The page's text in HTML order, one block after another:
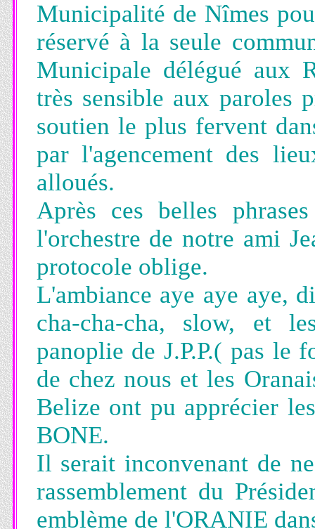
Municipalité de Nîmes
réservé à la seule
Municipale délégué aux
très sensible aux paroles
soutien le plus fervent
par l'agencement des
alloués.
Après ces belles
l'orchestre de notre ami
protocole oblige.
L'ambiance aye aye aye,
cha-cha-cha, slow, et
panoplie de J.P.P.( pas
de chez nous et les
Belize ont pu apprécier
BONE.
Il serait inconvenant de
rassemblement du
emblème de l'ORANIE